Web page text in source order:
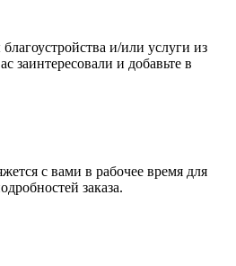
и/или услуги из
заинтересовали и добавьте в
с вами в рабочее время для
заказа.